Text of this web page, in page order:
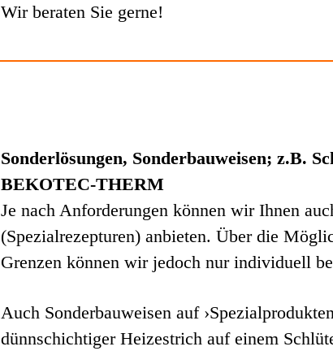
Wir beraten Sie gerne!
Sonderlösungen, Sonderbauweisen; z.B.
BEKOTEC-THERM
Je nach Anforderungen können wir Ihnen
(Spezialrezepturen) anbieten. Über die
Grenzen können wir jedoch nur individuell
Auch Sonderbauweisen auf
dünnschichtiger Heizestrich auf einem